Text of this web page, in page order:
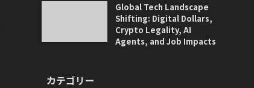
Global Tech Landscape
Shifting: Digital Dollars,
Crypto Legality, AI
Agents, and Job Impacts
カテゴリー